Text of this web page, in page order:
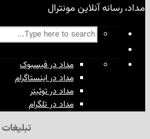
مونترال
Search
مداد در فیسبوک
مداد در اینستاگرام
مداد در توئیتر
مداد در تلگرام